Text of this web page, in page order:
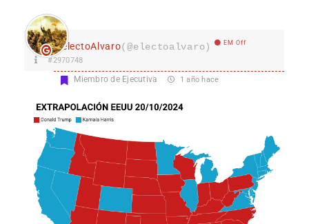
electoAlvaro(@electoalvaro) EM Off
#2970748
Miembro de Ejecutiva 1 año hace